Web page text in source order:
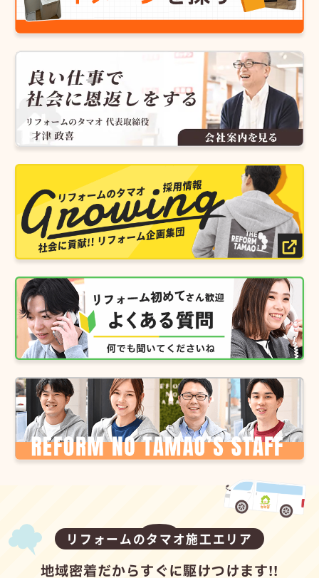
リフォームのタマオ施工エリア
地域密着だからすぐに駆けつけます!!